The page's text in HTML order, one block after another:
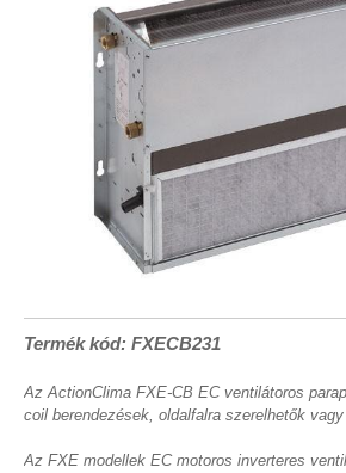
Termék kód: FXECB231
Az ActionClima FXE-CB EC ventilátoros
coil berendezések, oldalfalra szerelhetők
Az FXE modellek EC motoros inverteres